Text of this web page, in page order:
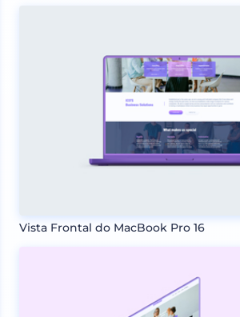
Vista Frontal do MacBook Pro 16